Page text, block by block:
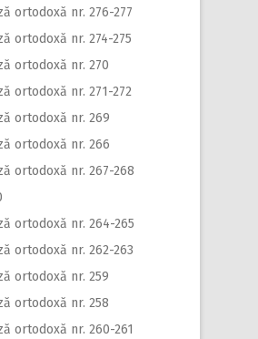
ortodoxă nr. 276-277
ortodoxă nr. 274-275
ortodoxă nr. 270
ortodoxă nr. 271-272
ortodoxă nr. 269
ortodoxă nr. 266
ortodoxă nr. 267-268
ortodoxă nr. 264-265
ortodoxă nr. 262-263
ortodoxă nr. 259
ortodoxă nr. 258
ortodoxă nr. 260-261